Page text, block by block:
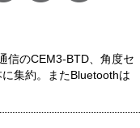
信のCEM3-BTD、角度セ
集約。またBluetoothは